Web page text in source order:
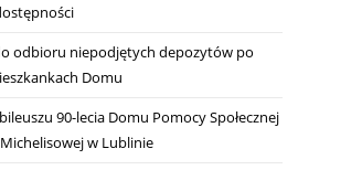
odbioru niepodjętych depozytów po
Domu
90-lecia Domu Pomocy Społecznej
w Lublinie